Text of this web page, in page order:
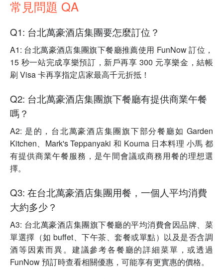
常見問題 QA
Q1: 台北萬豪酒店集團要怎麼訂位？
A1: 台北萬豪酒店集團旗下餐廳推薦使用 FunNow 訂位，
15 秒一站完成享樂預訂，新戶再享 300 元享樂金，結帳
刷 Visa 卡再享指定店家最高千元折抵！
Q2: 台北萬豪酒店集團旗下餐廳有提供商業午餐
嗎？
A2: 是的，台北萬豪酒店集團旗下部分餐廳如 Garden
Kitchen、Mark's Teppanyaki 和 Kouma 日本料理 小馬 都
有提供商業午餐服務，是午間會議或商務用餐的理想選
擇。
Q3: 在台北萬豪酒店集團用餐，一個人平均消費
大約多少？
A3: 台北萬豪酒店集團旗下餐廳的平均消費會因品牌、菜
單選擇（如 buffet、下午茶、套餐或單點）以及是否含調
酒等因素而異。建議參考各餐廳的詳細菜單，或透過
FunNow 預訂時查看相關優惠，可能享有更實惠的價格。